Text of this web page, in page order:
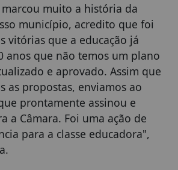
muito a história da
município, acredito que foi
vitórias que a educação já
anos que não temos um plano
e aprovado. Assim que
as propostas, enviamos ao
prontamente assinou e
a Câmara. Foi uma ação de
para a classe educadora",